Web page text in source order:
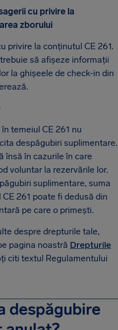
cu privire la
zborului
privire la conținutul CE 261.
să afișeze informații
la ghișeele de check-in din
temeiul CE 261 nu
despăgubiri suplimentare.
însă în cazurile în care
voluntar la rezervările lor.
suplimentare, suma
261 poate fi dedusă din
pe care o primești.
despre drepturile tale,
pagina noastră Drepturile
citi textul Regulamentului
despăgubire